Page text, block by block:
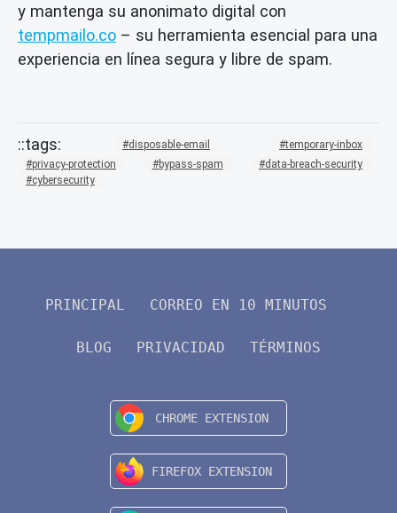
y mantenga su anonimato digital con
tempmailo.co – su herramienta esencial para una
experiencia en línea segura y libre de spam.
disposable-email
temporary-inbox
privacy-protection
bypass-spam
data-breach-security
cybersecurity
PRINCIPAL CORREO EN 10 MINUTOS
BLOG PRIVACIDAD TÉRMINOS